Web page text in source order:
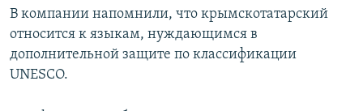
В компании напомнили, что крымскотатарский
относится к языкам, нуждающимся в
дополнительной защите по классификации
UNESCO.